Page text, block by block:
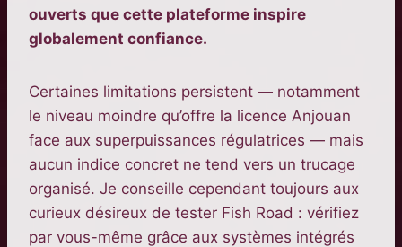
ouverts que cette plateforme inspire
globalement confiance.
Certaines limitations persistent — notamment
le niveau moindre qu’offre la licence Anjouan
face aux superpuissances régulatrices — mais
aucun indice concret ne tend vers un trucage
organisé. Je conseille cependant toujours aux
curieux désireux de tester Fish Road : vérifiez
par vous-même grâce aux systèmes intégrés